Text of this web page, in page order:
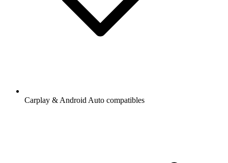
Carplay & Android Auto compatibles